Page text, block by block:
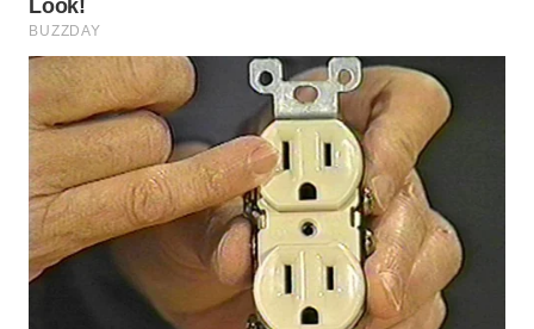
WN
TAPANULI
UTARA
WN
SAMOSIR
WN
PADANG
LAWAS